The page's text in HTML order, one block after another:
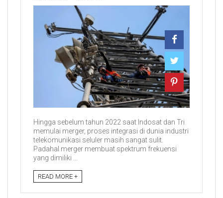
Hingga sebelum tahun 2022 saat Indosat dan Tri
memulai merger, proses integrasi di dunia industri
telekomunikasi seluler masih sangat sulit.
Padahal merger membuat spektrum frekuensi
yang dimiliki ...
READ MORE +